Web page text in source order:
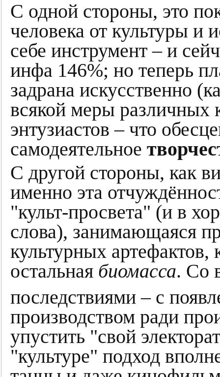
С одной стороны, это
человека от культуры и
себе инструмент – и
инфа 146%; но теперь
задрана искусственно
всякой меры различных
энтузиастов – что
самодеятельное
С другой стороны, как
именно эта
"культ-просвета" (и в
слова), занимающаяся
культурных артефактов,
остальная биомасса. Со
последствиями – с
производством ради
упустить "свой
"культуре" подход